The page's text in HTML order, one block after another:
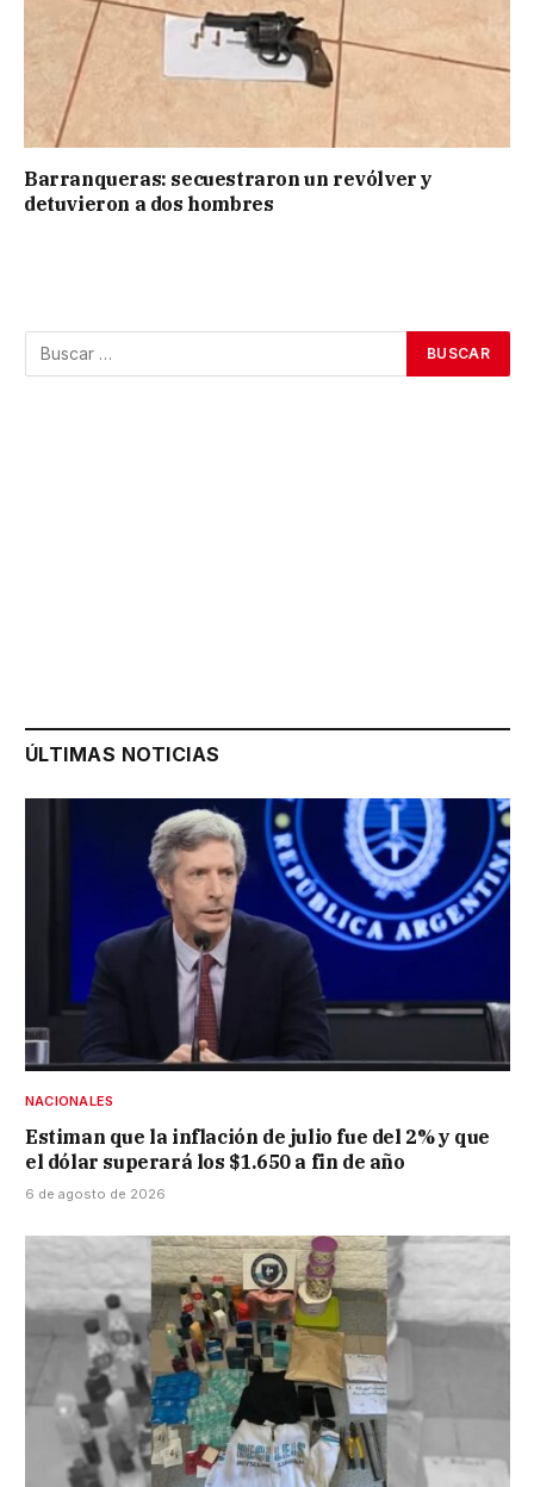
Barranqueras: secuestraron un revólver y
detuvieron a dos hombres
ÚLTIMAS NOTICIAS
NACIONALES
Estiman que la inflación de julio fue del 2% y que
el dólar superará los $1.650 a fin de año
6 de agosto de 2026